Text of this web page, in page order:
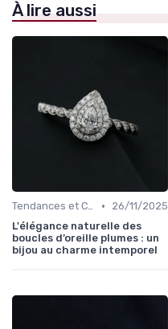
À lire aussi
Tendances et Conseils de Style •
26/11/2025
L'élégance naturelle des
boucles d’oreille plumes : un
bijou au charme intemporel